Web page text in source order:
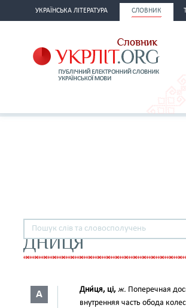
УКРАЇНСЬКА ЛІТЕРАТУРА СЛОВНИК
ДНИЦЯ
А Дни́ця, ці, ж. Поперечная
внутренняя часть обода